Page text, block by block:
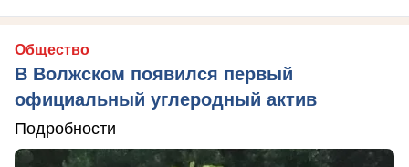
Общество
В Волжском появился первый
официальный углеродный актив
Подробности